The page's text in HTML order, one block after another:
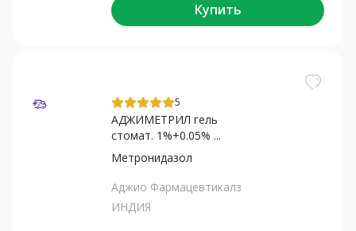
Купить
5
АДЖИМЕТРИЛ гель
стомат. 1%+0.05% ...
Метронидазол
Аджио Фармацевтикалз
ИНДИЯ